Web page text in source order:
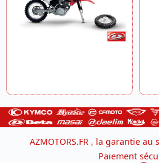
AZMOTORS.FR , la garantie au
Paiement